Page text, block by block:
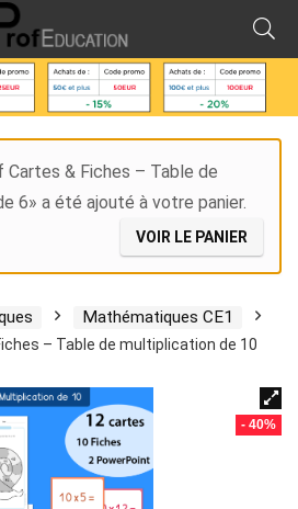
Cartes & Fiches – Table de
6» a été ajouté à votre panier.
VOIR LE PANIER
Mathématiques CE1
– Table de multiplication de 10
- 40%